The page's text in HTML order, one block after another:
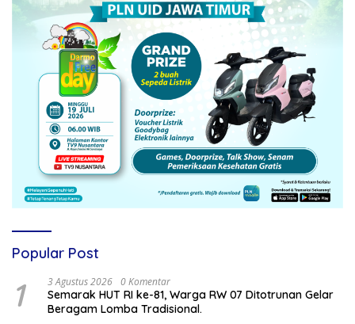
Popular Post
1 3 Agustus 2026 0 Komentar
Semarak HUT RI ke-81, Warga RW 07 Ditotrunan Gelar
Beragam Lomba Tradisional.